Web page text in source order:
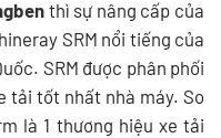
thì sự nâng cấp của
SRM nổi tiếng của
SRM được phân phối
tải tốt nhất nhà máy. So
là 1 thương hiệu xe tải